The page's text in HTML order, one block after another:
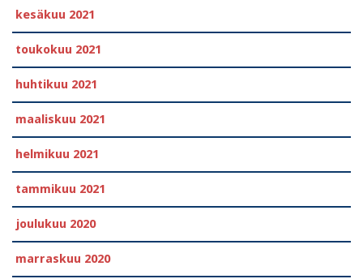
kesäkuu 2021
toukokuu 2021
huhtikuu 2021
maaliskuu 2021
helmikuu 2021
tammikuu 2021
joulukuu 2020
marraskuu 2020